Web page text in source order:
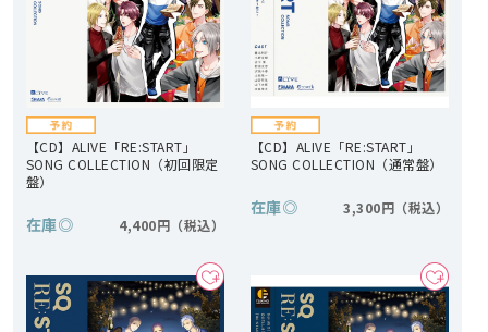
【CD】ALIVE「RE:START」
SONG COLLECTION（初回限定
盤）
在庫◎ 4,400円
【CD】ALIVE「RE:START」
SONG COLLECTION（通常盤）
在庫◎ 3,300円